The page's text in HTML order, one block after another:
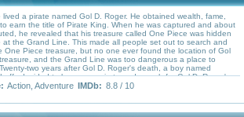
lived a pirate named Gol D. Roger. He obtained wealth, fame,
earn the title of Pirate King. When he was captured and about
he revealed that his treasure called One Piece was hidden
at the Grand Line. This made all people set out to search and
One Piece treasure, but no one ever found the location of Gol
and the Grand Line was too dangerous a place to
two years after Gol D. Roger's death, a boy named
decided to become a pirate and search for Gol D. Roger's
become the next Pirate King.
Action Adventure IMDb: 8.8 / 10